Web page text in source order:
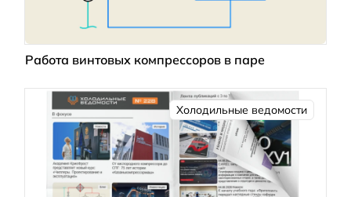
Работа винтовых компрессоров в паре
Холодильные ведомости